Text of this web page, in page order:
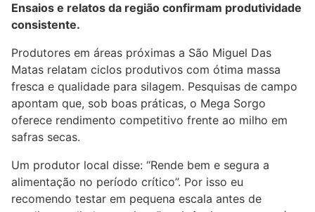
Ensaios e relatos da região confirmam produtividade
consistente.
Produtores em áreas próximas a São Miguel Das
Matas relatam ciclos produtivos com ótima massa
fresca e qualidade para silagem. Pesquisas de campo
apontam que, sob boas práticas, o Mega Sorgo
oferece rendimento competitivo frente ao milho em
safras secas.
Um produtor local disse: “Rende bem e segura a
alimentação no período crítico”. Por isso eu
recomendo testar em pequena escala antes de